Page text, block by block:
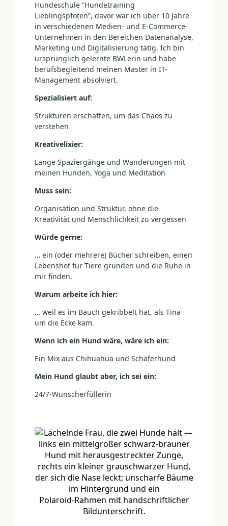
Hundeschule “Hundetraining
Lieblingspfoten”, davor war ich über 10 Jahre
in verschiedenen Medien- und E-Commerce-
Unternehmen in den Bereichen Datenanalyse,
Marketing und Digitalisierung tätig. Ich bin
ursprünglich gelernte BWLerin und habe
berufsbegleitend meinen Master in IT-
Management absolviert.
Spezialisiert auf:
Strukturen erschaffen, um das Chaos zu
verstehen
Kreativelixier:
Lange Spaziergänge und Wanderungen mit
meinen Hunden, Yoga und Meditation
Muss sein:
Organisation und Struktur, ohne die
Kreativität und Menschlichkeit zu vergessen
Würde gerne:
… ein (oder mehrere) Bücher schreiben, einen
Lebenshof für Tiere gründen und die Ruhe in
mir finden.
Warum arbeite ich hier:
… weil es im Bauch gekribbelt hat, als Tina
um die Ecke kam.
Wenn ich ein Hund wäre, wäre ich ein:
Ein Mix aus Chihuahua und Schäferhund
Mein Hund glaubt aber, ich sei ein:
24/7-Wunscherfüllerin